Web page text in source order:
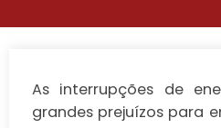
As interrupções de
grandes prejuízos para